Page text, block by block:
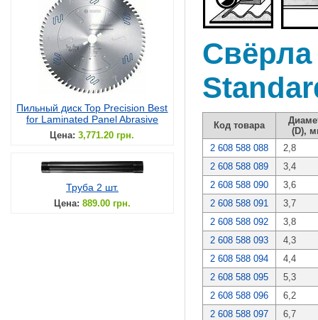
Пильный диск Top Precision Best
for Laminated Panel Abrasive
Цена: 3,771.20 грн.
Труба 2 шт.
Цена: 889.00 грн.
Свёрла
Код товара
(D),
2 608 588 088
2,8
2 608 588 089
3,4
2 608 588 090
3,6
2 608 588 091
3,7
2 608 588 092
3,8
2 608 588 093
4,3
2 608 588 094
4,4
2 608 588 095
5,3
2 608 588 096
6,2
2 608 588 097
6,7